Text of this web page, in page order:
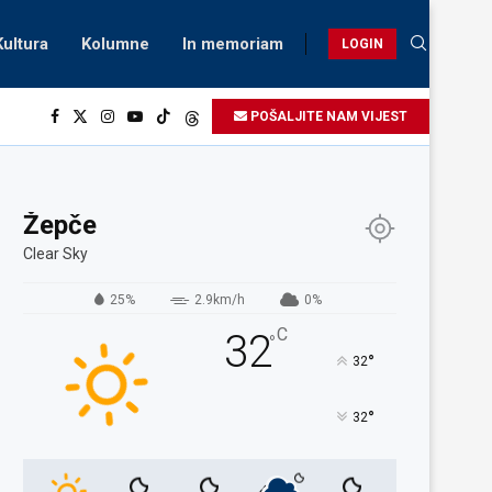
Kolumne In memoriam LOGIN
POŠALJITE NAM VIJEST
Žepče
Clear Sky
25% 2.9km/h 0%
32°C
32°
32°